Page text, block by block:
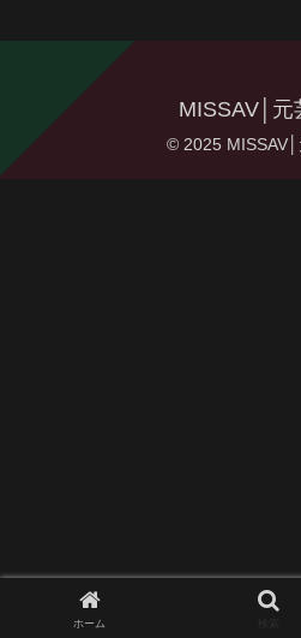
MISSAV│元
© 2025 MISSAV│
ホーム